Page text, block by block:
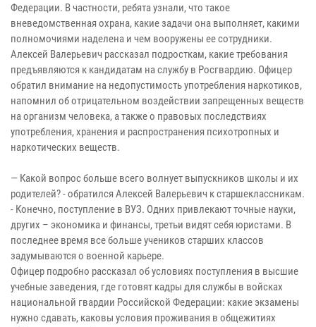
Федерации. В частности, ребята узнали, что такое
вневедомственная охрана, какие задачи она выполняет, какими
полномочиями наделена и чем вооружены ее сотрудники.
Алексей Валерьевич рассказал подросткам, какие требования
предъявляются к кандидатам на службу в Росгвардию. Офицер
обратил внимание на недопустимость употребления наркотиков,
напомнил об отрицательном воздействии запрещенных веществ
на организм человека, а также о правовых последствиях
употребления, хранения и распространения психотропных и
наркотических веществ.
— Какой вопрос больше всего волнует выпускников школы и их
родителей? - обратился Алексей Валерьевич к старшеклассникам.
- Конечно, поступление в ВУЗ. Одних привлекают точные науки,
других – экономика и финансы, третьи видят себя юристами. В
последнее время все больше учеников старших классов
задумываются о военной карьере.
Офицер подробно рассказал об условиях поступления в высшие
учебные заведения, где готовят кадры для службы в войсках
национальной гвардии Российской Федерации: какие экзамены
нужно сдавать, каковы условия проживания в общежитиях